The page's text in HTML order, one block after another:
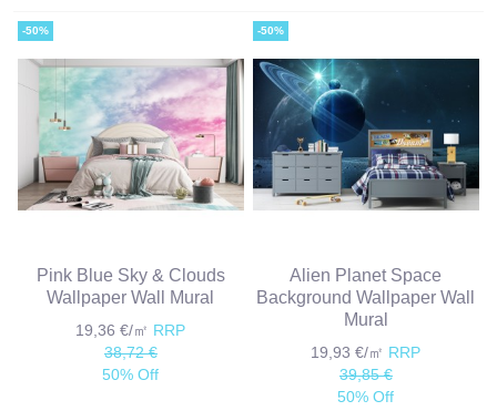
-50%
Pink Blue Sky & Clouds
Wallpaper Wall Mural
19,36 €/㎡ RRP
38,72 €
50% Off
-50%
Alien Planet Space
Background Wallpaper Wall
Mural
19,93 €/㎡ RRP
39,85 €
50% Off